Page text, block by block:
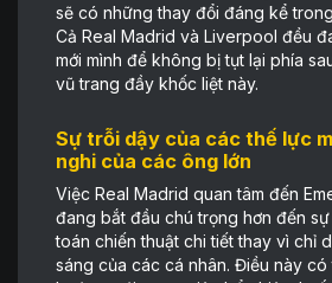
sẽ có những thay đổi đáng kể
Cả Real Madrid và Liverpool đều
mới mình để không bị tụt lại phía
vũ trang đầy khốc liệt này.
Sự trỗi dậy của các thế lực
nghi của các ông lớn
Việc Real Madrid quan tâm đến
đang bắt đầu chú trọng hơn đến
toán chiến thuật chi tiết thay vì chỉ
sáng của các cá nhân. Điều này có